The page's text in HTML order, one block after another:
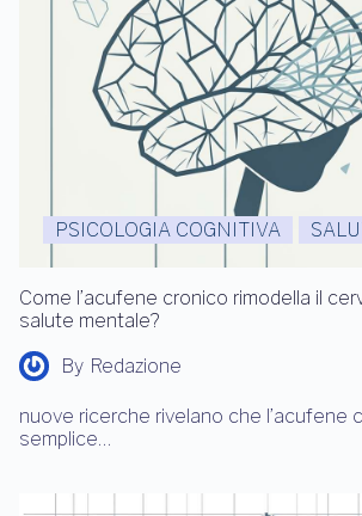
PSICOLOGIA COGNITIVA
Come l’acufene cronico rimodella il
salute mentale?
By Redazione
nuove ricerche rivelano che l’acufene
semplice…